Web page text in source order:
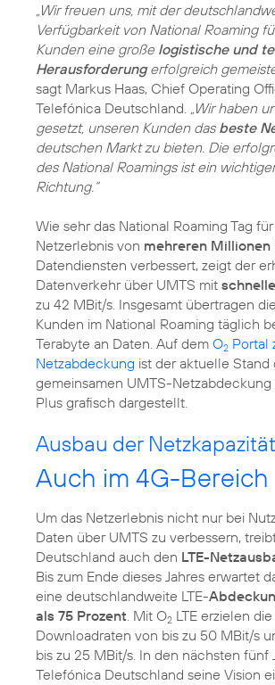
„Wir freuen uns, mit der
Verfügbarkeit von National Roaming
Kunden eine große logistische und
Herausforderungerfolgreich
sagt Markus Haas, Chief Operating
Telefónica Deutschland. „Wir haben
gesetzt, unseren Kunden das beste
deutschen Markt zu bieten. Die
des National Roamings ist ein
Richtung.“
Wie sehr das National Roaming Tag für
Netzerlebnis von mehreren Millionen
Datendiensten verbessert, zeigt der
Datenverkehr über UMTS mit
zu 42 MBit/s. Insgesamt übertragen
Kunden im National Roaming täglich
Terabyte an Daten. Auf dem O2 Portal
Netzabdeckung ist der aktuelle Stand
gemeinsamen UMTS-Netzabdeckung
Plus grafisch dargestellt.
Ausbau der
Auch im 4G-Bereich
Um das Netzerlebnis nicht nur bei
Daten über UMTS zu verbessern,
Deutschland auch den LTE-
Bis zum Ende dieses Jahres erwartet
eine deutschlandweite LTE-
als 75 Prozent. Mit O2 LTE erzielen
Downloadraten von bis zu 50 MBit/s
bis zu 25 MBit/s. In den nächsten fünf
Telefónica Deutschland seine Vision